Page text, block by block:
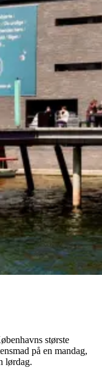
største
på en mandag,
lørdag.